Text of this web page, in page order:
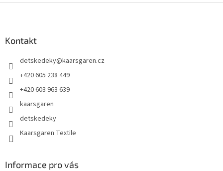
Kontakt
detskedeky@kaarsgaren.cz
+420 605 238 449
+420 603 963 639
kaarsgaren
detskedeky
Kaarsgaren Textile
Informace pro vás